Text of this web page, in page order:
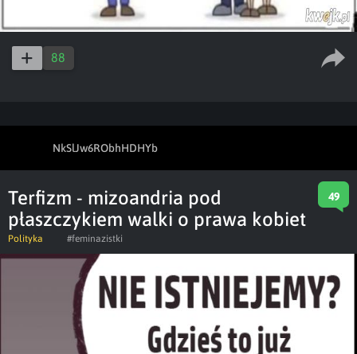
88
NkSlJw6RObhHDHYb
Terfizm - mizoandria pod
płaszczykiem walki o prawa kobiet
49
Polityka #feminazistki